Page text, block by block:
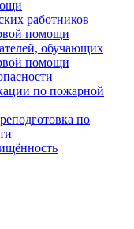
работников
помощи
обучающих
помощи
по пожарной
по